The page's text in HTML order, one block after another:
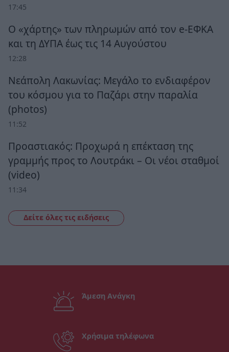
17:45
Ο «χάρτης» των πληρωμών από τον e-ΕΦΚΑ
και τη ΔΥΠΑ έως τις 14 Αυγούστου
12:28
Νεάπολη Λακωνίας: Μεγάλο το ενδιαφέρον
του κόσμου για το Παζάρι στην παραλία
(photos)
11:52
Προαστιακός: Προχωρά η επέκταση της
γραμμής προς το Λουτράκι – Οι νέοι σταθμοί
(video)
11:34
Δείτε όλες τις ειδήσεις
Άμεση Ανάγκη
Χρήσιμα τηλέφωνα